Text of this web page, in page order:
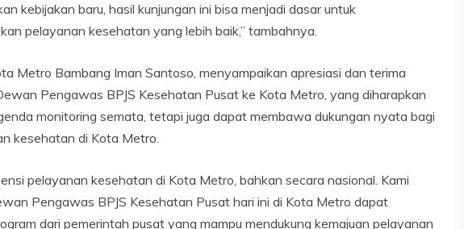
kebijakan baru, hasil kunjungan ini bisa menjadi dasar untuk
pelayanan kesehatan yang lebih baik,” tambahnya.
Metro Bambang Iman Santoso, menyampaikan apresiasi dan terima
Pengawas BPJS Kesehatan Pusat ke Kota Metro, yang diharapkan
monitoring semata, tetapi juga dapat membawa dukungan nyata bagi
kesehatan di Kota Metro.
pelayanan kesehatan di Kota Metro, bahkan secara nasional. Kami
Pengawas BPJS Kesehatan Pusat hari ini di Kota Metro dapat
dari pemerintah pusat yang mampu mendukung kemajuan pelayanan